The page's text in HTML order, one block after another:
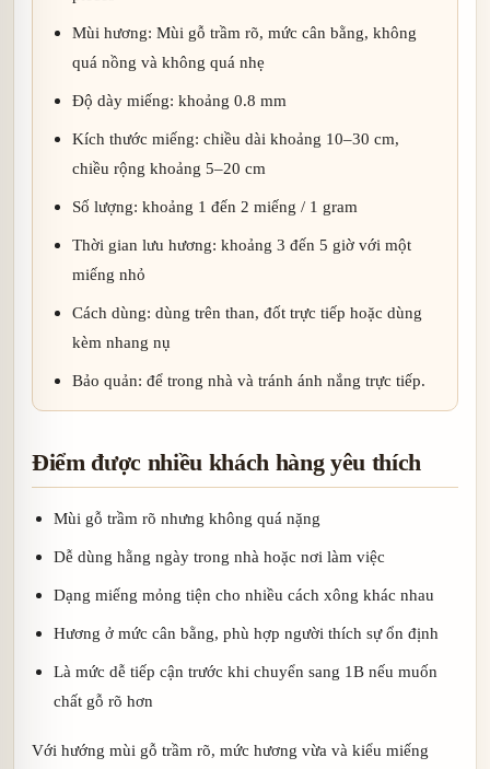
Mùi hương: Mùi gỗ trầm rõ, mức cân bằng, không
quá nồng và không quá nhẹ
Độ dày miếng: khoảng 0.8 mm
Kích thước miếng: chiều dài khoảng 10–30 cm,
chiều rộng khoảng 5–20 cm
Số lượng: khoảng 1 đến 2 miếng / 1 gram
Thời gian lưu hương: khoảng 3 đến 5 giờ với một
miếng nhỏ
Cách dùng: dùng trên than, đốt trực tiếp hoặc dùng
kèm nhang nụ
Bảo quản: để trong nhà và tránh ánh nắng trực tiếp.
Điểm được nhiều khách hàng yêu thích
Mùi gỗ trầm rõ nhưng không quá nặng
Dễ dùng hằng ngày trong nhà hoặc nơi làm việc
Dạng miếng mỏng tiện cho nhiều cách xông khác nhau
Hương ở mức cân bằng, phù hợp người thích sự ổn định
Là mức dễ tiếp cận trước khi chuyển sang 1B nếu muốn
chất gỗ rõ hơn
Với hướng mùi gỗ trầm rõ, mức hương vừa và kiểu miếng